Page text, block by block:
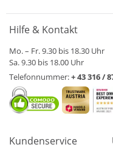
Hilfe & Kontakt
Mo. – Fr. 9.30 bis 18.30 Uhr
Sa. 9.30 bis 18.00 Uhr
Telefonnummer:+ 43 316 /
Kundenservice